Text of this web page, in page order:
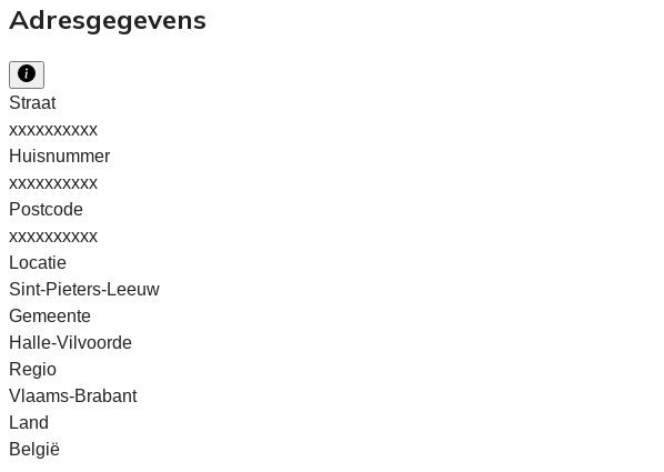
Adresgegevens
Straat
xxxxxxxxxx
Huisnummer
xxxxxxxxxx
Postcode
xxxxxxxxxx
Locatie
Sint-Pieters-Leeuw
Gemeente
Halle-Vilvoorde
Regio
Vlaams-Brabant
Land
België